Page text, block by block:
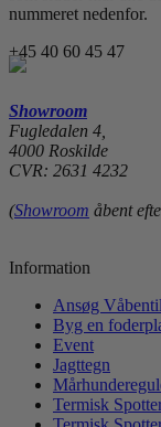
nummeret nedenfor.
+45 40 60 45 47
Showroom
Fugledalen 4,
4000 Roskilde
CVR: 2631 4232
(Showroom åbent
Information
Ansøg
Byg en
Event
Jagttegn
Termisk